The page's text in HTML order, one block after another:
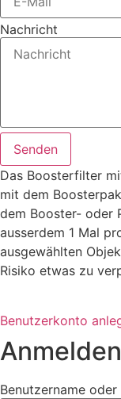
Nachricht
Senden
Das Boosterfilter
mit dem
dem Booster- oder
ausserdem 1 Mal
ausgewählten
Risiko etwas zu
Benutzerkonto
Anmelden
Benutzername